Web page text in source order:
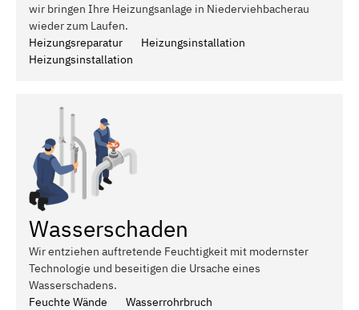
wir bringen Ihre Heizungsanlage in Niederviehbacherau
wieder zum Laufen.
Heizungsreparatur
Heizungsinstallation
Heizungsinstallation
Wasserschaden
Wir entziehen auftretende Feuchtigkeit mit modernster
Technologie und beseitigen die Ursache eines
Wasserschadens.
Feuchte Wände
Wasserrohrbruch